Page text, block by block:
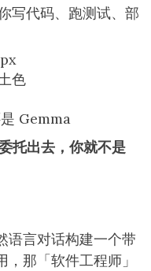
写代码、跑测试、部
色
Gemma
托出去，你就不是
语言对话构建一个带
那「软件工程师」